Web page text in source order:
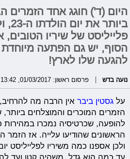
היום (ד') חוגג אחד הזמרים
פלייליסט של שיריו
הסוף, יש גם הפתעה
להגעה שלו לארץ!
נועה בדש פרסום ראשון: 01/03/2017, 13:42
עלגסטין ביבר אין הרבה מה
הזמרים המוכרים והמוצלחים
להופעה, שכרטיסיה נמכרו במהירות
הראשונים שהודיעו עלייה. אז הזמר
ולכן אספנו כמה משיריו לפלייליסט
עד כמה הוא גדל, משהיה קטן ועד